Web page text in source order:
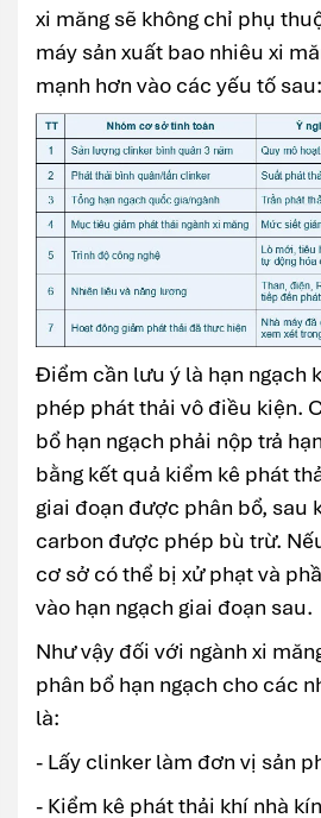
xi măng sẽ không chỉ phụ
máy sản xuất bao nhiêu xi
mạnh hơn vào các yếu tố sau:
Điểm cần lưu ý là hạn ngạch
phép phát thải vô điều kiện.
bổ hạn ngạch phải nộp trả
bằng kết quả kiểm kê phát
giai đoạn được phân bổ, sau
carbon được phép bù trừ.
cơ sở có thể bị xử phạt và
vào hạn ngạch giai đoạn sau.
Như vậy đối với ngành xi
phân bổ hạn ngạch cho các
là:
- Lấy clinker làm đơn vị sản
- Kiểm kê phát thải khí nhà